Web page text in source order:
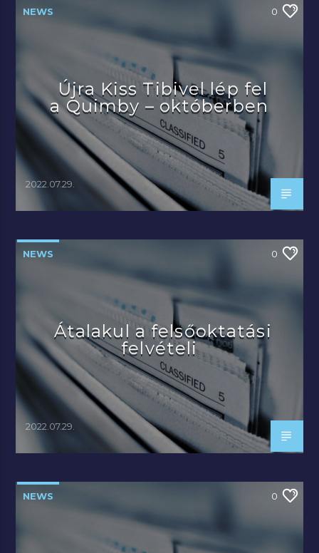
NEWS 0
Újra Kiss Tibivel lép fel
a Quimby – októberben
2022.07.29.
NEWS 0
Átalakul a felsőoktatási
felvételi
2022.07.29.
NEWS 0